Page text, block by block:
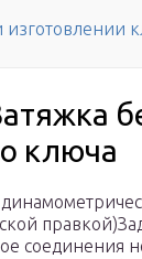
ключа
соединения